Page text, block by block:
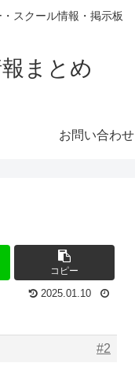
スクール情報・掲示板
まとめ
お問い合わせ
コピー
2025.01.10
#2